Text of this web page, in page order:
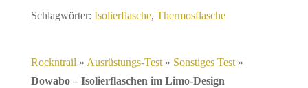
Schlagwörter: Isolierflasche, Thermosflasche
Rockntrail » Ausrüstungs-Test» Sonstiges Test»
Dowabo – Isolierflaschen im Limo-Design